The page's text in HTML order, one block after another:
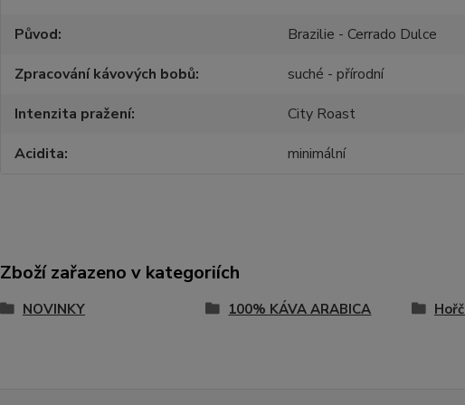
Původ
Brazilie - Cerrado Dulce
Zpracování kávových bobů
suché - přírodní
Intenzita pražení
City Roast
Acidita
minimální
Zboží zařazeno v kategoriích
NOVINKY 100% KÁVA ARABICA